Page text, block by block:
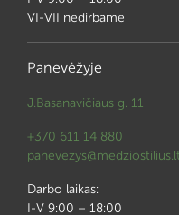
VI-VII nedirbame
Panevėžyje
J.Basanavičiaus g. 11
+370 611 14 880
panevezys@medziostilius.lt
Darbo laikas:
I-V 9:00 – 18:00